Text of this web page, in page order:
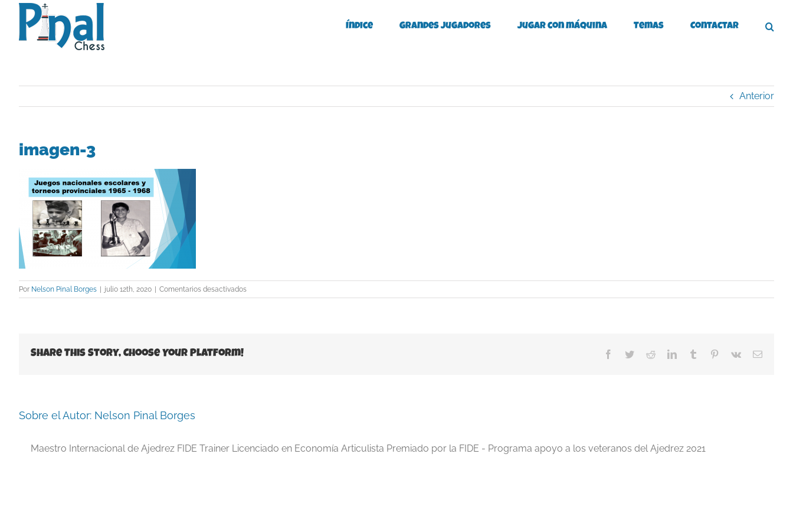
Saltar
contenido
Índice Grandes Jugadores Jugar con máquina Temas Contactar
Anterior
imagen-3
Por Nelson Pinal Borges | julio 12th, 2020 | Comentarios desactivadosen
imagen-
Share This Story, Choose Your Platform! Facebook
TwitterRedditLinkedInTumblr Pinterest
Vk
Correo
Sobre el Autor: Nelson Pinal Borges
Maestro Internacional de Ajedrez FIDE Trainer Licenciado en Economía Articulista Premiado por la FIDE - Programa apoyo a los veteranos del Ajedrez 2021